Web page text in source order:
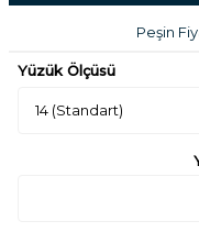
Peşin
Yüzük Ölçüsü